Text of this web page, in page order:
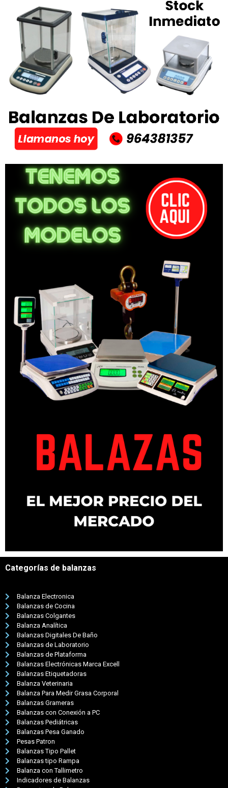
Categorías de balanzas
Balanza Electronica
Balanzas de Cocina
Balanzas Colgantes
Balanza Analítica
Balanzas Digitales De Baño
Balanzas de Laboratorio
Balanzas de Plataforma
Balanzas Electrónicas Marca Excell
Balanzas Etiquetadoras
Balanza Veterinaria
Balanza Para Medir Grasa Corporal
Balanzas Grameras
Balanzas con Conexión a PC
Balanzas Pediátricas
Balanzas Pesa Ganado
Pesas Patron
Balanzas Tipo Pallet
Balanzas tipo Rampa
Balanza con Tallimetro
Indicadores de Balanzas